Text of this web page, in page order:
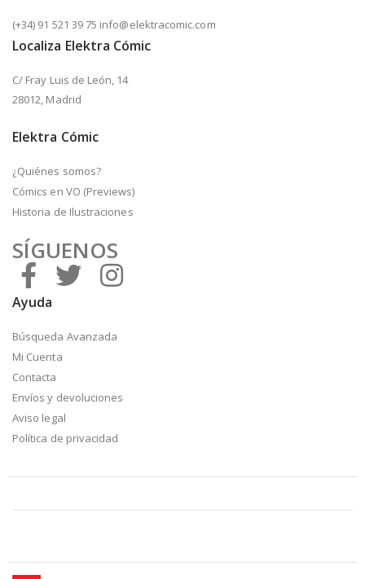
(+34) 91 521 39 75 info@elektracomic.com
Localiza Elektra Cómic
C/ Fray Luis de León, 14
28012, Madrid
Elektra Cómic
¿Quiénes somos?
Cómics en VO (Previews)
Historia de Ilustraciones
SÍGUENOS
Ayuda
Búsqueda Avanzada
Mi Cuenta
Contacta
Envíos y devoluciones
Aviso legal
Política de privacidad